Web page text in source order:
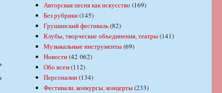
Авторская песня как искусство (169)
Без рубрики(145)
Грушинский фестиваль(82)
Клубы, творческие объединения, театры(141)
Музыкальные инструменты(69)
Новости(42 062)
Обо всем(112)
Персоналии(134)
Фестивали, конкурсы, концерты(233)